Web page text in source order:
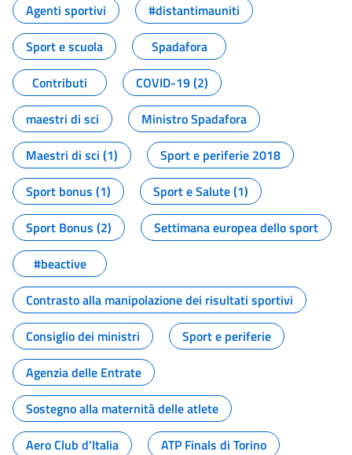
Agenti sportivi
#distantimauniti
Sport e scuola
Spadafora
Contributi
COVID-19 (2)
maestri di sci
Ministro Spadafora
Maestri di sci (1)
Sport e periferie 2018
Sport bonus (1)
Sport e Salute (1)
Sport Bonus (2)
Settimana europea dello sport
#beactive
Contrasto alla manipolazione dei risultati sportivi
Consiglio dei ministri
Sport e periferie
Agenzia delle Entrate
Sostegno alla maternità delle atlete
Aero Club d'Italia
ATP Finals di Torino